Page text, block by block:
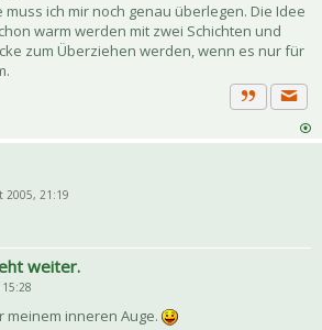
ich mir noch genau überlegen. Die Idee
warm werden mit zwei Schichten und
zum Überziehen werden, wenn es nur für
Zitat
2005, 21:19
weiter.
meinem inneren Auge.